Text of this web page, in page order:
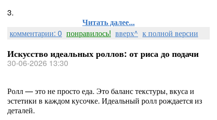
3.
Читать далее...
комментарии: 0 понравилось! вверх^ к полной версии
Искусство идеальных роллов: от риса до подачи
30-06-2026 13:30
Ролл — это не просто еда. Это баланс текстуры, вкуса и
эстетики в каждом кусочке. Идеальный ролл рождается из
деталей.